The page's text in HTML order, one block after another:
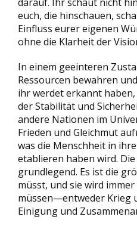
euch, die hinschauen,
Einfluss eurer eigenen
ohne die Klarheit der
In einem geeinteren
Ressourcen bewahren
ihr werdet erkannt
der Stabilität und
andere Nationen im
Frieden und Gleichmut
was die Menschheit in
etablieren haben wird.
grundlegend. Es ist die
müsst, und sie wird
müssen—entweder Krieg
Einigung und